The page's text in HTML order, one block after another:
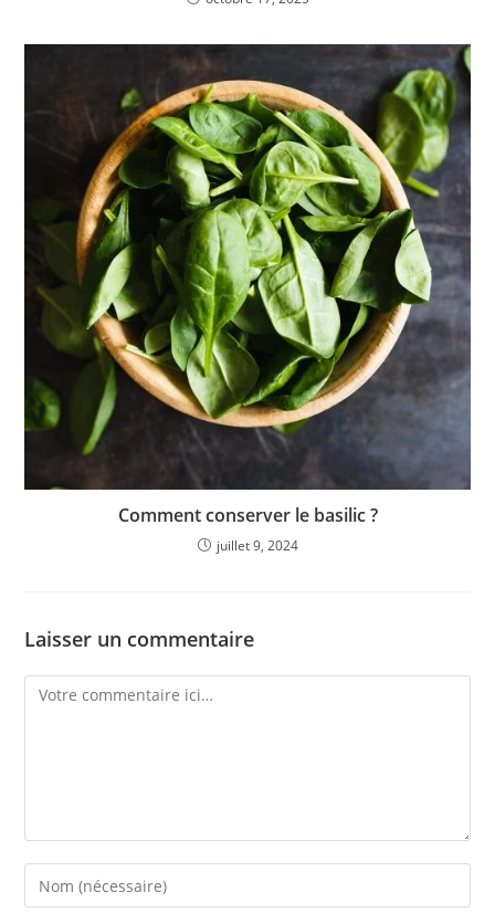
Comment conserver le basilic ?
juillet 9, 2024
Laisser un commentaire